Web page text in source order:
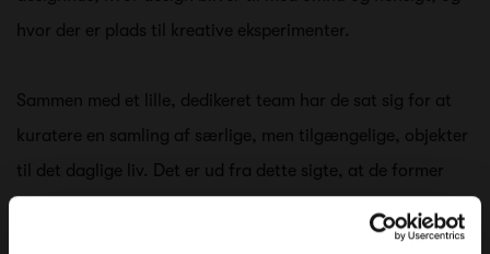
hvor der er plads til kreative eksperimenter.
Sammen med et lille, dedikeret team har de sat sig for at
kuratere en samling af særlige, men tilgængelige, objekter
til det daglige liv. Det er ud fra dette sigte, at de former